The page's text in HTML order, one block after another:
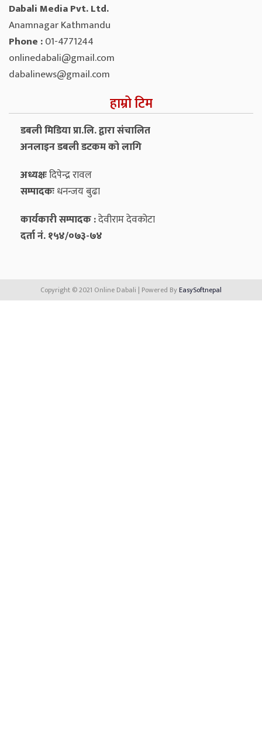
Dabali Media Pvt. Ltd.
Anamnagar Kathmandu
Phone :01-4771244
onlinedabali@gmail.com
dabalinews@gmail.com
हाम्रो टिम
डबली मिडिया प्रा.लि. द्वारा संचालित
अनलाइन डबली डटकम को लागि
अध्यक्षःदिपेन्द्र रावल
सम्पादकःधनन्‍जय बुढा
कार्यकारी सम्पादक :देवीराम देवकोटा
दर्ता नं. १५४/०७३-७४
Copyright © 2021 Online Dabali | Powered ByEasySoftnepal